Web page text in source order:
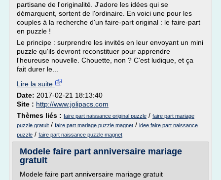
partisane de l'originalité. J'adore les idées qui se
démarquent, sortent de l'ordinaire. En voici une pour les
couples à la recherche d'un faire-part original : le faire-part
en puzzle !
Le principe : surprendre les invités en leur envoyant un mini
puzzle qu'ils devront reconstituer pour apprendre
l'heureuse nouvelle. Chouette, non ? C'est ludique, et ça
fait durer le...
Lire la suite
Date: 2017-02-21 18:13:40
Site : http://www.jolipacs.com
Thèmes liés : faire part naissance original puzzle / faire part mariage
puzzle gratuit / faire part mariage puzzle magnet / idee faire part naissance
puzzle / faire part naissance puzzle magnet
Modele faire part anniversaire mariage
gratuit
Modele faire part anniversaire mariage gratuit